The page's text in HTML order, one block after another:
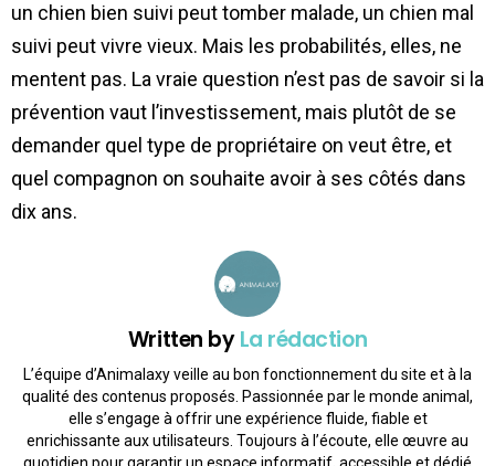
un chien bien suivi peut tomber malade, un chien mal
suivi peut vivre vieux. Mais les probabilités, elles, ne
mentent pas. La vraie question n’est pas de savoir si la
prévention vaut l’investissement, mais plutôt de se
demander quel type de propriétaire on veut être, et
quel compagnon on souhaite avoir à ses côtés dans
dix ans.
Written byLa rédaction
L’équipe d’Animalaxy veille au bon fonctionnement du site et à la
qualité des contenus proposés. Passionnée par le monde animal,
elle s’engage à offrir une expérience fluide, fiable et
enrichissante aux utilisateurs. Toujours à l’écoute, elle œuvre au
quotidien pour garantir un espace informatif, accessible et dédié